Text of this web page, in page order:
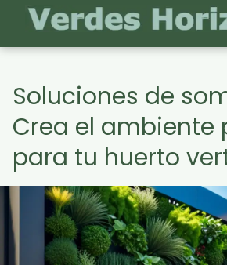
Soluciones de
Crea el ambiente
para tu huerto